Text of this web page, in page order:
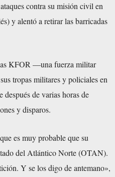
contra su misión civil en
y alentó a retirar las barricadas
KFOR —una fuerza militar
tropas militares y policiales en
de varias horas de
y disparos.
es muy probable que su
del Atlántico Norte (OTAN).
Y se los digo de antemano»,